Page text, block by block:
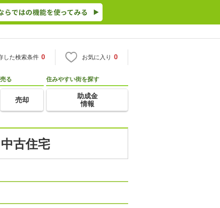
した検索条件 0 お気に入り 0
売る
売却
住みやすい街を探す
助成金
情報
古住宅